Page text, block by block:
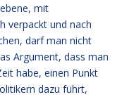
mit
verpackt und nach
darf man nicht
Argument, dass man
habe, einen Punkt
dazu führt,